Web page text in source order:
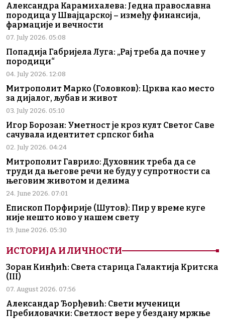
Александра Карамихалева: Једна православна
породица у Швајцарској – између финансија,
фармације и вечности
07. July 2026. 05:08
Попадија Габријела Луга: „Рај треба да почне у
породици“
04. July 2026. 12:08
Митрополит Марко (Головков): Црква као место
за дијалог, љубав и живот
03. July 2026. 05:10
Игор Борозан: Уметност је кроз култ Светог Саве
сачувала идентитет српског бића
02. July 2026. 04:24
Митрополит Гаврило: Духовник треба да се
труди да његове речи не буду у супротности са
његовим животом и делима
24. June 2026. 07:01
Епископ Порфирије (Шутов): Пир у време куге
није нешто ново у нашем свету
19. June 2026. 05:30
ИСТОРИЈА И ЛИЧНОСТИ
Зоран Кинђић: Света старица Галактија Критска
(III)
07. August 2026. 07:56
Александар Ђорђевић: Свети мученици
Пребиловачки: Светлост вере у бездану мржње